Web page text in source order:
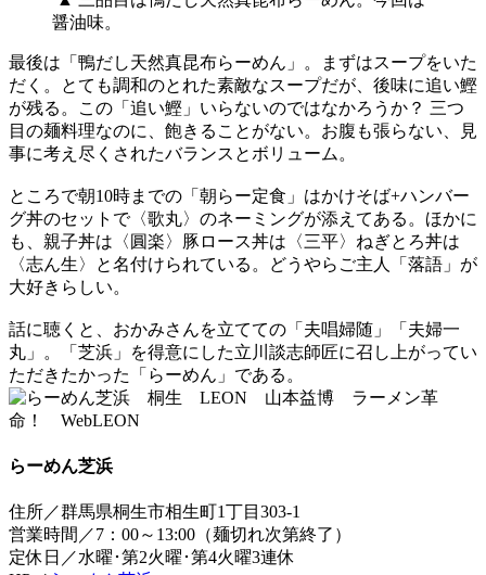
醤油味。
最後は「鴨だし天然真昆布らーめん」。まずはスープをいた
だく。とても調和のとれた素敵なスープだが、後味に追い鰹
が残る。この「追い鰹」いらないのではなかろうか？ 三つ
目の麺料理なのに、飽きることがない。お腹も張らない、見
事に考え尽くされたバランスとボリューム。
ところで朝10時までの「朝らー定食」はかけそば+ハンバー
グ丼のセットで〈歌丸〉のネーミングが添えてある。ほかに
も、親子丼は〈圓楽〉豚ロース丼は〈三平〉ねぎとろ丼は
〈志ん生〉と名付けられている。どうやらご主人「落語」が
大好きらしい。
話に聴くと、おかみさんを立てての「夫唱婦随」「夫婦一
丸」。「芝浜」を得意にした立川談志師匠に召し上がってい
ただきたかった「らーめん」である。
らーめん芝浜
住所／群馬県桐生市相生町1丁目303-1
営業時間／7：00～13:00（麺切れ次第終了）
定休日／水曜･第2火曜･第4火曜3連休